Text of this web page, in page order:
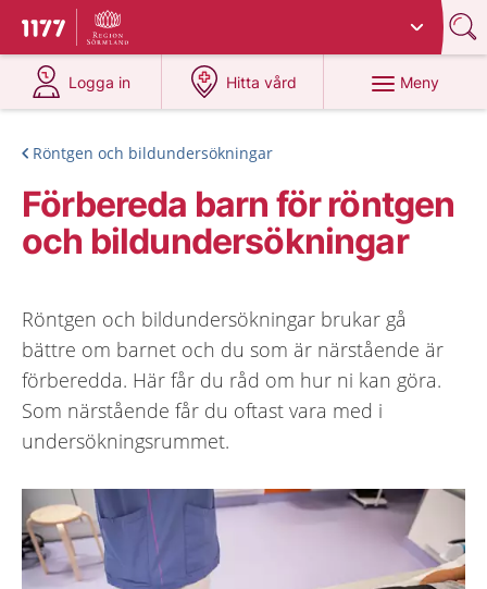
Till startsidan för 1177
Du har valt region
Logga in
på 1177.se
Hitta vård
på 1177.se
Meny
Röntgen och bildundersökningar
Förbereda barn för röntgen
och bildundersökningar
Röntgen och bildundersökningar brukar gå
bättre om barnet och du som är närstående är
förberedda. Här får du råd om hur ni kan göra.
Som närstående får du oftast vara med i
undersökningsrummet.